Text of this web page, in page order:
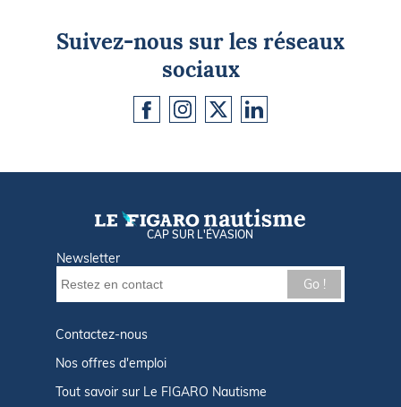
Suivez-nous sur les réseaux
sociaux
CAP SUR L'ÉVASION
Newsletter
Go !
Contactez-nous
Nos offres d'emploi
Tout savoir sur Le FIGARO Nautisme